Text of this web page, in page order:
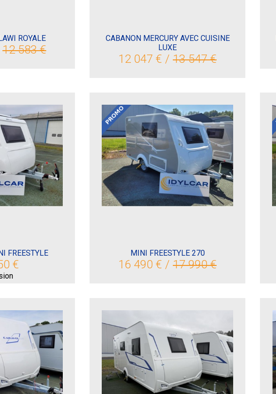
ROYALE
12 583 €
CABANON MERCURY AVEC CUISINE
LUXE
12 047 € / 13 547 €
FREESTYLE
€
MINI FREESTYLE 270
16 490 € / 17 990 €